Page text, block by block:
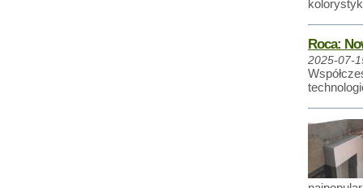
Roca:
2025-07-